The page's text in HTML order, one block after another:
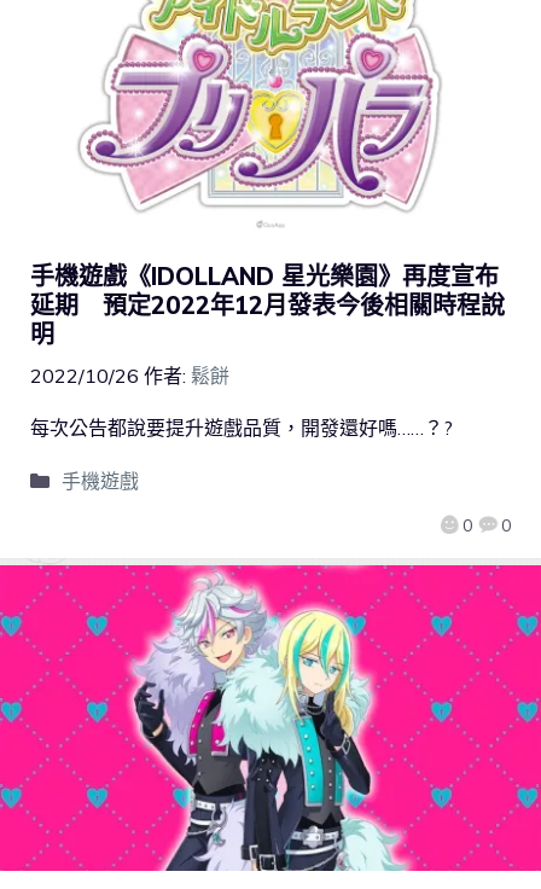
手機遊戲《IDOLLAND 星光樂園》再度宣布
延期 預定2022年12月發表今後相關時程說
明
2022/10/26 作者: 鬆餅
0 0
每次公告都說要提升遊戲品質，開發還好嗎……？?
手機遊戲